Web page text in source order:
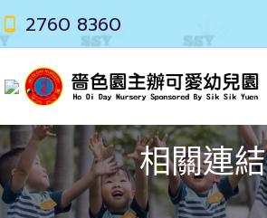
2760 8360
相關連結